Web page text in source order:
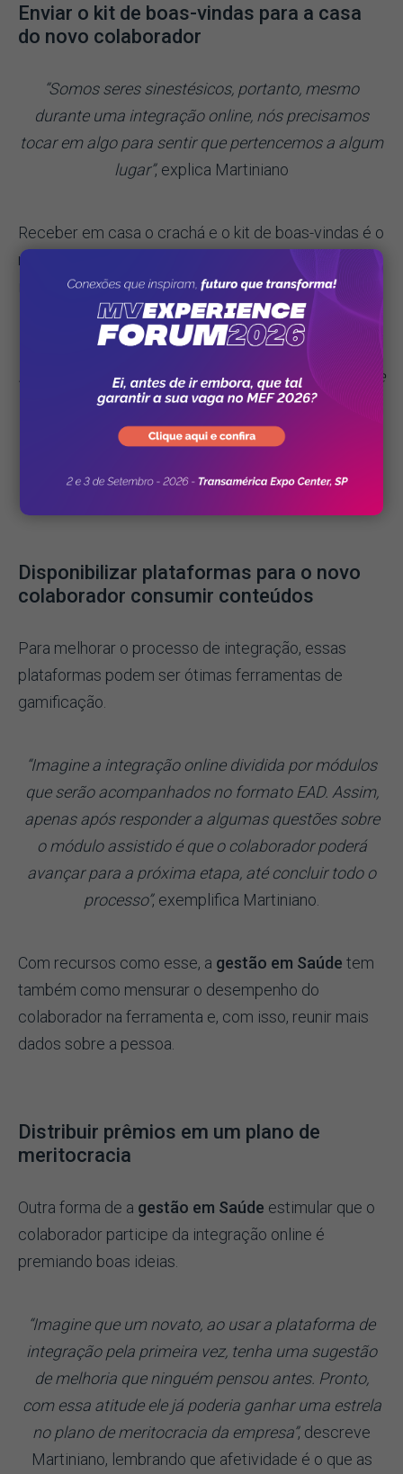
Enviar o kit de boas-vindas para a casa
do novo colaborador
“Somos seres sinestésicos, portanto, mesmo
durante uma integração online, nós precisamos
tocar em algo para sentir que pertencemos a algum
lugar”, explica Martiniano
Receber em casa o crachá e o kit de boas-vindas é o
marco da entrada do novo colaborador na
instituição.
“Vale a pena incluir nesse material mensagens dos
novos colegas de equipe, com uma lista de e-mails e
telefones úteis, além de um livreto com o que eu
chamo de ‘cadeia de ajuda’, que indica quem é o
completa o especialista.
Disponibilizar plataformas para o novo
colaborador consumir conteúdos
Para melhorar o processo de integração, essas
plataformas podem ser ótimas ferramentas de
gamificação.
“Imagine a integração online dividida por módulos
que serão acompanhados no formato EAD. Assim,
apenas após responder a algumas questões sobre
o módulo assistido é que o colaborador poderá
avançar para a próxima etapa, até concluir todo o
processo”, exemplifica Martiniano.
Com recursos como esse, a gestão em Saúde tem
também como mensurar o desempenho do
colaborador na ferramenta e, com isso, reunir mais
dados sobre a pessoa.
Distribuir prêmios em um plano de
meritocracia
Outra forma de a gestão em Saúde estimular que o
colaborador participe da integração online é
premiando boas ideias.
“Imagine que um novato, ao usar a plataforma de
integração pela primeira vez, tenha uma sugestão
de melhoria que ninguém pensou antes. Pronto,
com essa atitude ele já poderia ganhar uma estrela
no plano de meritocracia da empresa”, descreve
Martiniano, lembrando que afetividade é o que as